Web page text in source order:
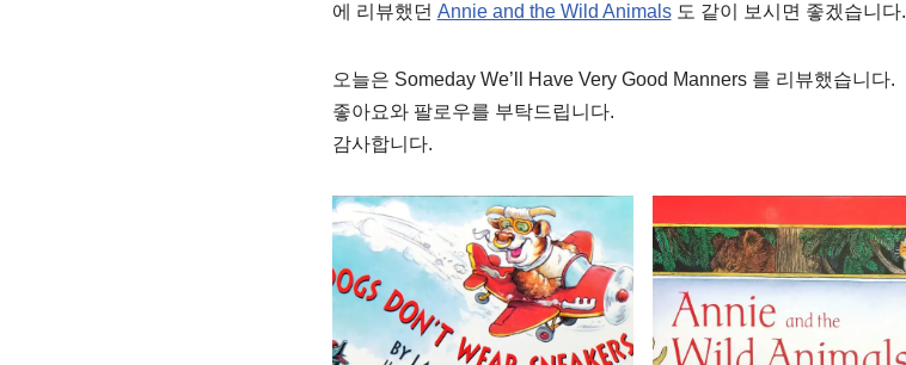
에 리뷰했던 Annie and the Wild Animals도 같이 보시면 좋겠습니다.
오늘은 Someday We’ll Have Very Good Manners 를 리뷰했습니다.
좋아요와 팔로우를 부탁드립니다.
감사합니다.